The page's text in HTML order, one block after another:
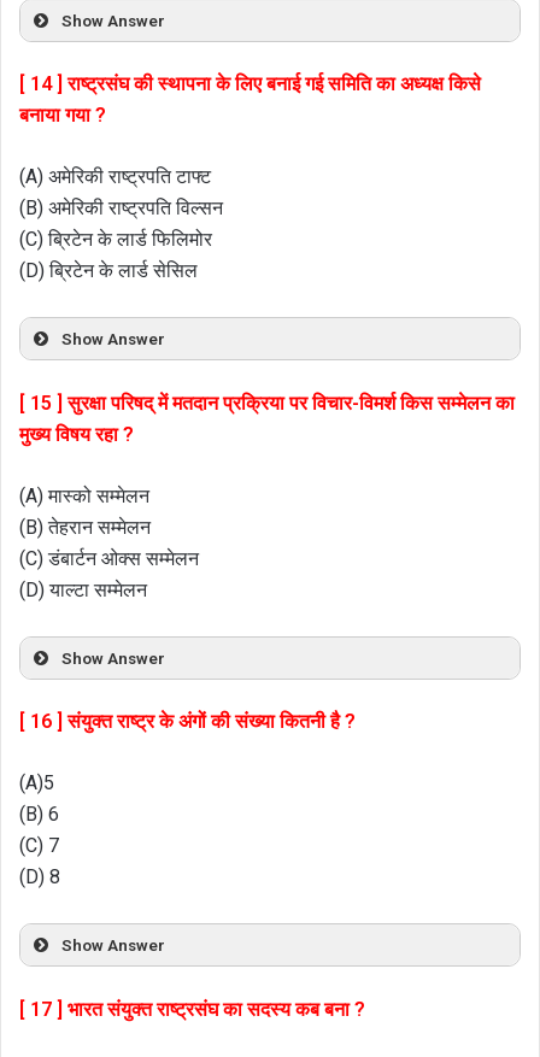
Show Answer
[ 14 ] राष्ट्रसंघ की स्थापना के लिए बनाई गई समिति का अध्यक्ष किसे
बनाया गया ?
(A) अमेरिकी राष्ट्रपति टाफ्ट
(B) अमेरिकी राष्ट्रपति विल्सन
(C) ब्रिटेन के लार्ड फिलिमोर
(D) ब्रिटेन के लार्ड सेसिल
Show Answer
[ 15 ] सुरक्षा परिषद् में मतदान प्रक्रिया पर विचार-विमर्श किस सम्मेलन का
मुख्य विषय रहा ?
(A) मास्को सम्मेलन
(B) तेहरान सम्मेलन
(C) डंबार्टन ओक्स सम्मेलन
(D) याल्टा सम्मेलन
Show Answer
[ 16 ] संयुक्त राष्ट्र के अंगों की संख्या कितनी है ?
(A)5
(B) 6
(C) 7
(D) 8
Show Answer
[ 17 ] भारत संयुक्त राष्ट्रसंघ का सदस्य कब बना ?